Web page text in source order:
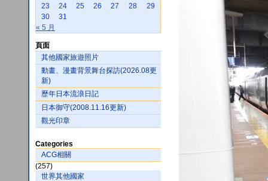
23
24 25 26 27 28
29
30
31
« 5 月
頁面
其他國家旅遊照片
動畫、漫畫背景舞台探訪(2026.08更
新)
歷年日本流浪日記
日本御守(2008.11.16更新)
觀光印章
Categories
ACG相關
(257)
世界其他國家